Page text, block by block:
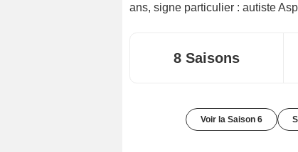
ans, signe particulier : autiste
8 Saisons
Voir la Saison 6